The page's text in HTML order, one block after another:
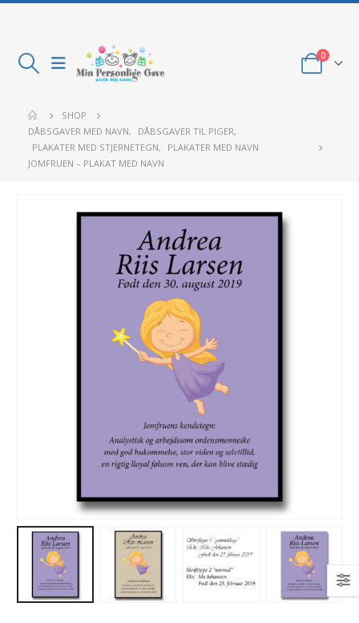
0
SHOP
DÅBSGAVER MED NAVN, DÅBSGAVER TIL PIGER,
PLAKATER MED STJERNETEGN,
PLAKATER MED NAVN
JOMFRUEN – PLAKAT MED NAVN